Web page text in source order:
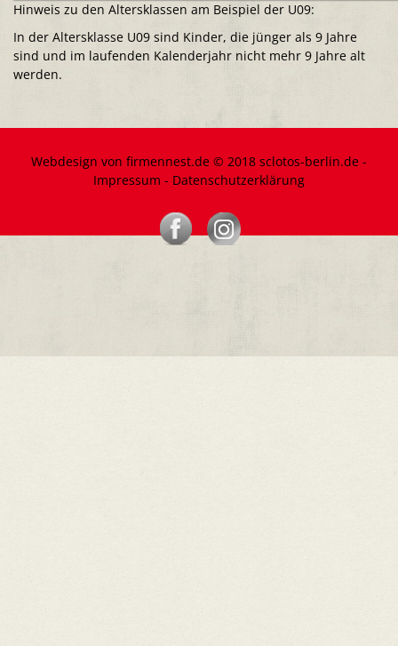
Hinweis zu den Altersklassen am Beispiel der U09:
In der Altersklasse U09 sind Kinder, die jünger als 9 Jahre
sind und im laufenden Kalenderjahr nicht mehr 9 Jahre alt
werden.
Webdesign von firmennest.de © 2018 sclotos-berlin.de -
Impressum - Datenschutzerklärung